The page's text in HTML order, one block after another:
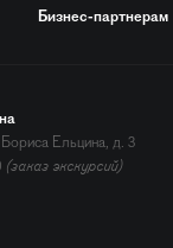
Бизнес-партнерам
Бориса Ельцина, д. 3
(заказ экскурсий)